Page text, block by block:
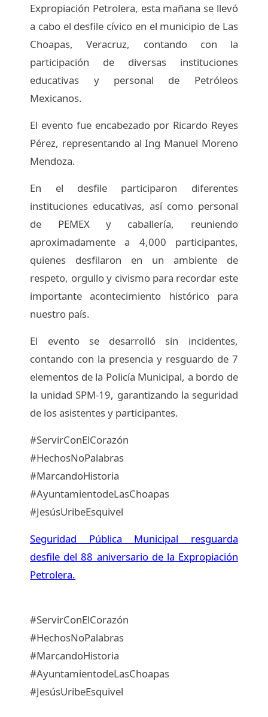
Expropiación Petrolera, esta mañana se llevó
a cabo el desfile cívico en el municipio de Las
Choapas, Veracruz, contando con la
participación de diversas instituciones
educativas y personal de Petróleos
Mexicanos.
El evento fue encabezado por Ricardo Reyes
Pérez, representando al Ing Manuel Moreno
Mendoza.
En el desfile participaron diferentes
instituciones educativas, así como personal
de PEMEX y caballería, reuniendo
aproximadamente a 4,000 participantes,
quienes desfilaron en un ambiente de
respeto, orgullo y civismo para recordar este
importante acontecimiento histórico para
nuestro país.
El evento se desarrolló sin incidentes,
contando con la presencia y resguardo de 7
elementos de la Policía Municipal, a bordo de
la unidad SPM-19, garantizando la seguridad
de los asistentes y participantes.
#ServirConElCorazón
#HechosNoPalabras
#MarcandoHistoria
#AyuntamientodeLasChoapas
#JesúsUribeEsquivel
Seguridad Pública Municipal resguarda
desfile del 88 aniversario de la Expropiación
Petrolera.
#ServirConElCorazón
#HechosNoPalabras
#MarcandoHistoria
#AyuntamientodeLasChoapas
#JesúsUribeEsquivel